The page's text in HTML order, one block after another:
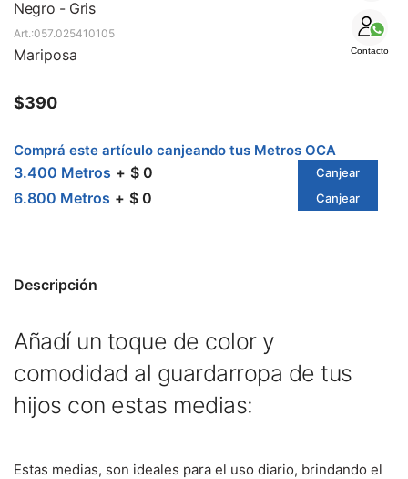
Negro - Gris
Contacto
057.025410105
Mariposa
$390
Comprá este artículo canjeando tus Metros OCA
3.400 Metros $ 0 Canjear
6.800 Metros $ 0 Canjear
Descripción
Añadí un toque de color y
comodidad al guardarropa de tus
hijos con estas medias:
Estas medias, son ideales para el uso diario, brindando el